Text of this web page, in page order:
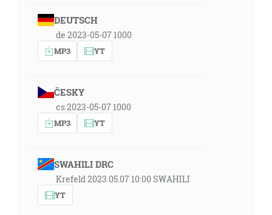
DEUTSCH
de 2023-05-07 1000
MP3 YT
ČESKY
cs 2023-05-07 1000
MP3 YT
SWAHILI DRC
Krefeld 2023.05.07 10:00 SWAHILI
YT